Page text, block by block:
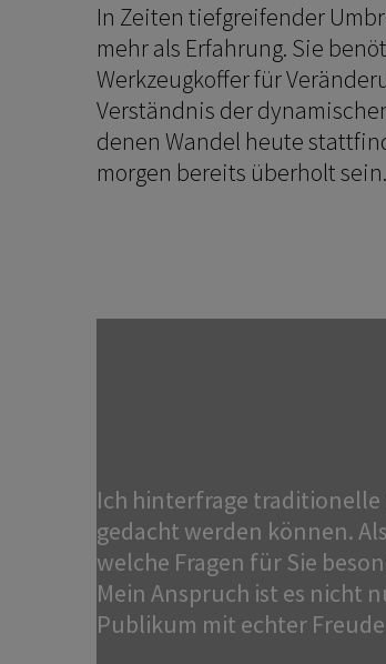
In Zeiten tiefgreifender
mehr als Erfahrung. Sie
Werkzeugkoffer für
Verständnis der
denen Wandel heute
morgen bereits überholt sein.
Ich hinterfrage traditionelle
gedacht werden können.
welche Fragen für Sie
Mein Anspruch ist es nicht
Publikum mit echter